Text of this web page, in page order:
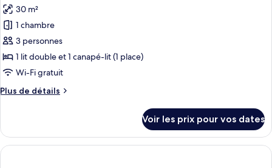
Milos
Room
photos
pour
ce
type
de
chambre :
Aegean
30 m²
1 chambre
3 personnes
1 lit double et 1 canapé-lit (1 place)
Wi-Fi gratuit
Plus de détails
Plus
le
type
de
Voir les prix pour vos dates